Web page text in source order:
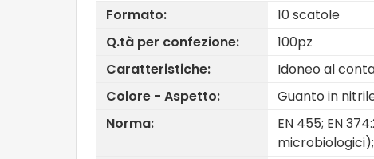
Formato:
10 scatole
Q.tà per confezione:
100pz
Caratteristiche:
Idoneo al
Colore - Aspetto:
Guanto in
Norma:
EN 455; EN
microbiologici);